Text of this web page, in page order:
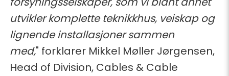
utvikler komplette teknikkhus, veiskap og
lignende installasjoner sammen
med," forklarer Mikkel Møller Jørgensen,
Head of Division, Cables & Cable